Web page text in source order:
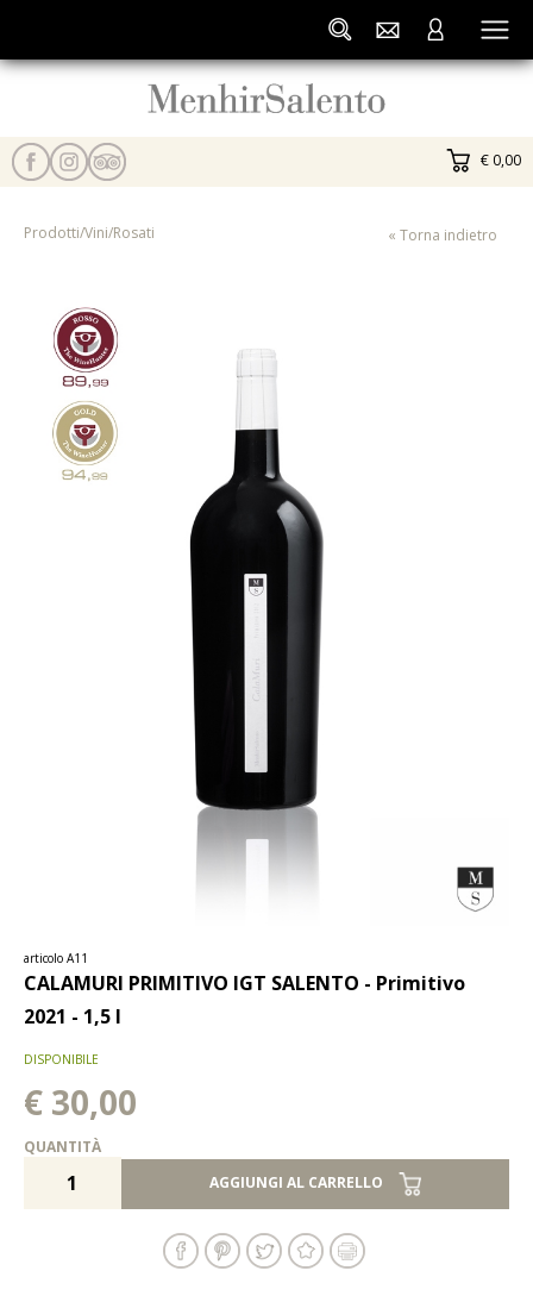
€ 0,00
Prodotti/Vini/Rosati « Torna indietro
articolo A11
CALAMURI PRIMITIVO IGT SALENTO - Primitivo
2021 - 1,5 l
DISPONIBILE
€ 30,00
QUANTITÀ
AGGIUNGI AL CARRELLO